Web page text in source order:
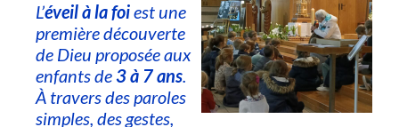
L’éveil à la foiest une
première découverte
de Dieu proposée aux
enfants de3 à 7 ans.
À travers des paroles
simples, des gestes,